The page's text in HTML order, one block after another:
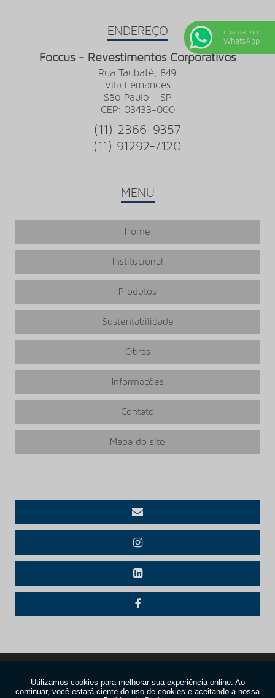
ENDEREÇO
Foccus - Revestimentos Corporativos
Rua Taubaté, 849
Vila Fernandes
São Paulo - SP
CEP: 03433-000
(11) 2366-9357
(11) 91292-7120
MENU
Home
Institucional
Produtos
Sustentabilidade
Obras
Informações
Contato
Mapa do site
chamar no
WhatsApp